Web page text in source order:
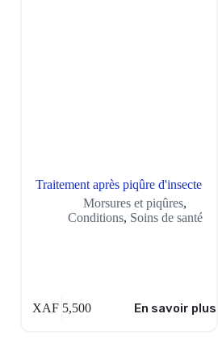
Traitement après piqûre d'insecte
Morsures et piqûres,
Conditions, Soins de santé
XAF 5,500 En savoir plus